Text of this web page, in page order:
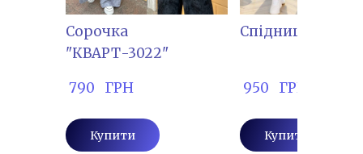
Сорочка
"КВАРТ-3022"
790   ГРН
Купити
Спідниця "ДР-
950   ГРН
Купити